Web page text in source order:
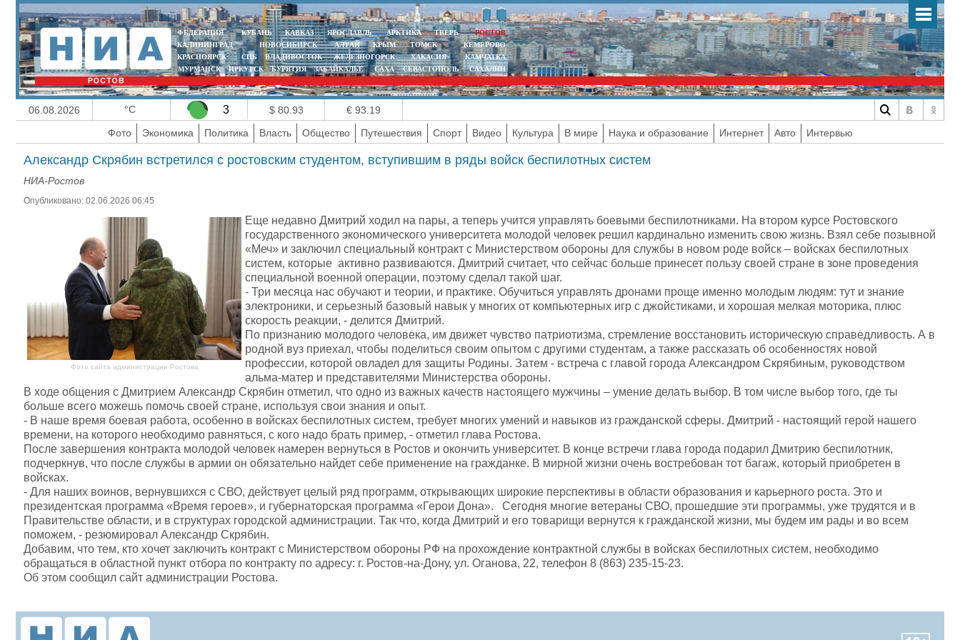
ФЕДЕРАЦИЯ КУБАНЬ КАВКАЗ ЯРОСЛАВЛЬ АРКТИКА ТВЕРЬ
РОСТОВ
КАЛИНИНГРАД
НОВОСИБИРСК АЛТАЙ КРЫМ ТОМСК
КЕМЕРОВО
КРАСНОЯРСК
СПБ ВЛАДИВОСТОК ЖЕЛЕЗНОГОРСК ХАКАСИЯ
КАМЧАТКА
МУРМАНСК
ИРКУТСК БУРЯТИЯ ЗАБАЙКАЛЬЕ САХА СЕВАСТОПОЛЬ САХАЛИН
06.08.2026 °C 3 $ 80.93
€ 93.19
Фото
Экономика Политика Власть Общество Путешествия Спорт Видео Культура В мире Наука и образование Интернет Авто Интервью
Александр Скрябин встретился с ростовским студентом, вступившим в ряды войск беспилотных систем
НИА-Ростов
Опубликовано: 02.06.2026 06:45
Фото сайта администрации Ростова
Еще недавно Дмитрий ходил на пары, а теперь учится управлять боевыми беспилотниками. На втором курсе Ростовского
государственного экономического университета молодой человек решил кардинально изменить свою жизнь. Взял себе позывной
«Меч» и заключил специальный контракт с Министерством обороны для службы в новом роде войск – войсках беспилотных
систем, которые активно развиваются. Дмитрий считает, что сейчас больше принесет пользу своей стране в зоне проведения
специальной военной операции, поэтому сделал такой шаг.
- Три месяца нас обучают и теории, и практике. Обучиться управлять дронами проще именно молодым людям: тут и знание
электроники, и серьезный базовый навык у многих от компьютерных игр с джойстиками, и хорошая мелкая моторика, плюс
скорость реакции, - делится Дмитрий.
По признанию молодого человека, им движет чувство патриотизма, стремление восстановить историческую справедливость. А в
родной вуз приехал, чтобы поделиться своим опытом с другими студентам, а также рассказать об особенностях новой
профессии, которой овладел для защиты Родины. Затем - встреча с главой города Александром Скрябиным, руководством
альма-матер и представителями Министерства обороны.
В ходе общения с Дмитрием Александр Скрябин отметил, что одно из важных качеств настоящего мужчины – умение делать выбор. В том числе выбор того, где ты
больше всего можешь помочь своей стране, используя свои знания и опыт.
- В наше время боевая работа, особенно в войсках беспилотных систем, требует многих умений и навыков из гражданской сферы. Дмитрий - настоящий герой нашего
времени, на которого необходимо равняться, с кого надо брать пример, - отметил глава Ростова.
После завершения контракта молодой человек намерен вернуться в Ростов и окончить университет. В конце встречи глава города подарил Дмитрию беспилотник,
подчеркнув, что после службы в армии он обязательно найдет себе применение на гражданке. В мирной жизни очень востребован тот багаж, который приобретен в
войсках.
- Для наших воинов, вернувшихся с СВО, действует целый ряд программ, открывающих широкие перспективы в области образования и карьерного роста. Это и
президентская программа «Время героев», и губернаторская программа «Герои Дона». Сегодня многие ветераны СВО, прошедшие эти программы, уже трудятся и в
Правительстве области, и в структурах городской администрации. Так что, когда Дмитрий и его товарищи вернутся к гражданской жизни, мы будем им рады и во всем
поможем, - резюмировал Александр Скрябин.
Добавим, что тем, кто хочет заключить контракт с Министерством обороны РФ на прохождение контрактной службы в войсках беспилотных систем, необходимо
обращаться в областной пункт отбора по контракту по адресу: г. Ростов-на-Дону, ул. Оганова, 22, телефон 8 (863) 235-15-23.
Об этом сообщил сайт администрации Ростова.